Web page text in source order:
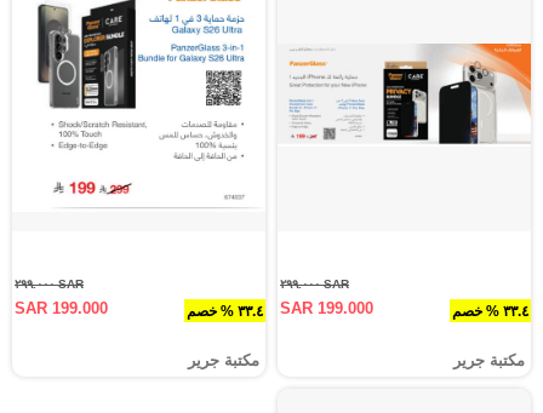
٣٣.٤ % خصم
SAR ٢٩٩.٠٠٠
SAR 199.000
مكتبة جرير
٣٣.٤ % خصم
SAR ٢٩٩.٠٠٠
SAR 199.000
مكتبة جرير